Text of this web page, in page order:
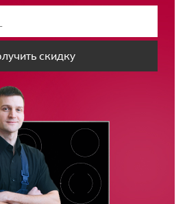
скидку